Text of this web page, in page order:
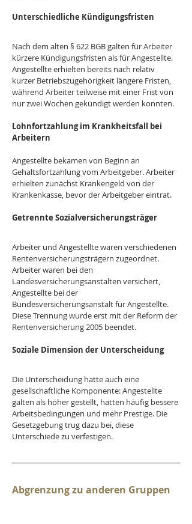
Unterschiedliche Kündigungsfristen
Nach dem alten § 622 BGB galten für Arbeiter
kürzere Kündigungsfristen als für Angestellte.
Angestellte erhielten bereits nach relativ
kurzer Betriebszugehörigkeit längere Fristen,
während Arbeiter teilweise mit einer Frist von
nur zwei Wochen gekündigt werden konnten.
Lohnfortzahlung im Krankheitsfall bei
Arbeitern
Angestellte bekamen von Beginn an
Gehaltsfortzahlung vom Arbeitgeber. Arbeiter
erhielten zunächst Krankengeld von der
Krankenkasse, bevor der Arbeitgeber eintrat.
Getrennte Sozialversicherungsträger
Arbeiter und Angestellte waren verschiedenen
Rentenversicherungsträgern zugeordnet.
Arbeiter waren bei den
Landesversicherungsanstalten versichert,
Angestellte bei der
Bundesversicherungsanstalt für Angestellte.
Diese Trennung wurde erst mit der Reform der
Rentenversicherung 2005 beendet.
Soziale Dimension der Unterscheidung
Die Unterscheidung hatte auch eine
gesellschaftliche Komponente: Angestellte
galten als höher gestellt, hatten häufig bessere
Arbeitsbedingungen und mehr Prestige. Die
Gesetzgebung trug dazu bei, diese
Unterschiede zu verfestigen.
Abgrenzung zu anderen Gruppen